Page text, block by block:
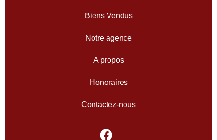
Biens Vendus
Notre agence
A propos
Honoraires
Contactez-nous